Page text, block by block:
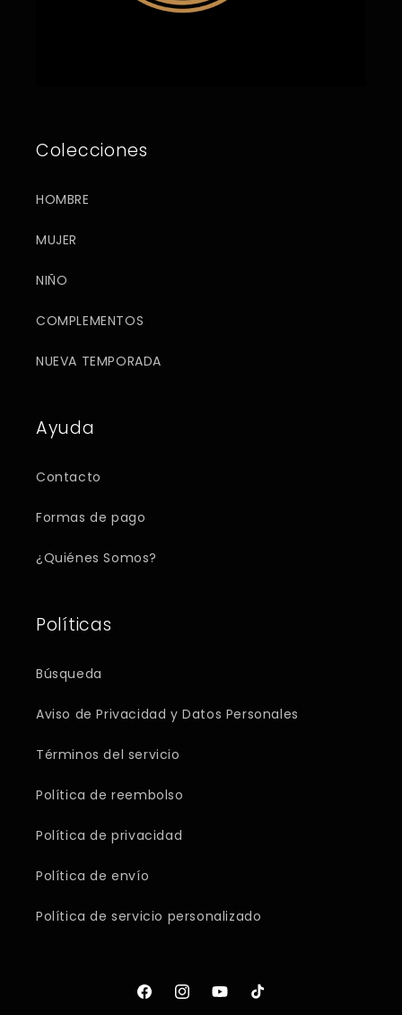
Colecciones
HOMBRE
MUJER
NIÑO
COMPLEMENTOS
NUEVA TEMPORADA
Ayuda
Contacto
Formas de pago
¿Quiénes Somos?
Políticas
Búsqueda
Aviso de Privacidad y Datos Personales
Términos del servicio
Política de reembolso
Política de privacidad
Política de envío
Política de servicio personalizado
FacebookInstagramYouTubeTikTok